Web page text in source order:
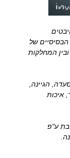
הבסיסיים של
המחלקות
הגיינה,
איכות
ע"פ